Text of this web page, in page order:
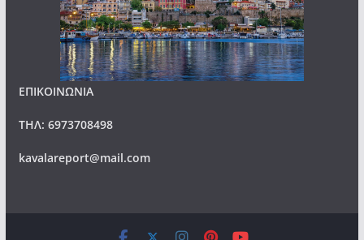
ΕΠΙΚΟΙΝΩΝΙΑ
ΤΗΛ: 6973708498
kavalareport@mail.com